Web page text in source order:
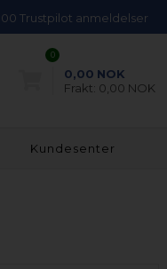
Trustpilot anmeldelser
0
0,00 NOK
Frakt: 0,00 NOK
Kundesenter